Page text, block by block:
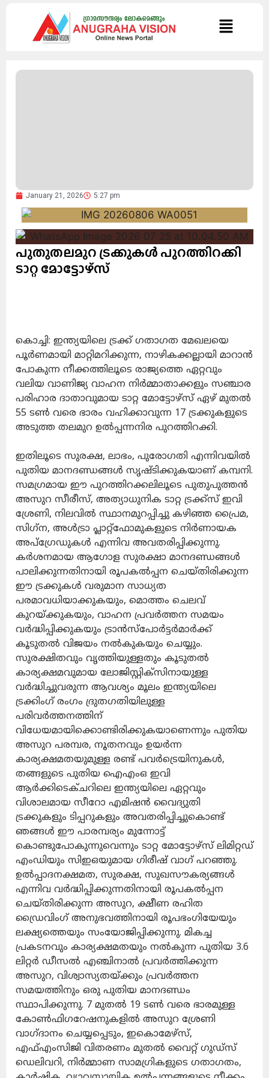
January 21, 2026 5:27 pm
പുതുതലമുറ ട്രക്കുകള്‍ പുറത്തിറക്കി
ടാറ്റ മോട്ടോഴ്‌സ്
കൊച്ചി: ഇന്ത്യയിലെ ട്രക്ക് ഗതാഗത മേഖലയെ
പൂര്‍ണമായി മാറ്റിമറിക്കുന്ന, നാഴികക്കല്ലായി മാറാന്‍
പോകുന്ന നീക്കത്തിലൂടെ രാജ്യത്തെ ഏറ്റവും
വലിയ വാണിജ്യ വാഹന നിര്‍മ്മാതാക്കളും സഞ്ചാര
പരിഹാര ദാതാവുമായ ടാറ്റ മോട്ടോഴ്‌സ് ഏഴ് മുതല്‍
55 ടണ്‍ വരെ ഭാരം വഹിക്കാവുന്ന 17 ട്രക്കുകളുടെ
അടുത്ത തലമുറ ഉല്‍പ്പന്നനിര പുറത്തിറക്കി.
ഇതിലൂടെ സുരക്ഷ, ലാഭം, പുരോഗതി എന്നിവയില്‍
പുതിയ മാനദണ്ഡങ്ങള്‍ സൃഷ്ടിക്കുകയാണ് കമ്പനി.
സമഗ്രമായ ഈ പുറത്തിറക്കലിലൂടെ പുതുപുത്തന്‍
അസുറ സീരീസ്, അത്യാധുനിക ടാറ്റ ട്രക്ക്‌സ് ഇവി
ശ്രേണി, നിലവില്‍ സ്ഥാനമുറപ്പിച്ചു കഴിഞ്ഞ പ്രൈമ,
സിഗ്‌ന, അള്‍ട്രാ പ്ലാറ്റ്‌ഫോമുകളുടെ നിര്‍ണായക
അപ്‌ഗ്രേഡുകള്‍ എന്നിവ അവതരിപ്പിക്കുന്നു.
കര്‍ശനമായ ആഗോള സുരക്ഷാ മാനദണ്ഡങ്ങള്‍
പാലിക്കുന്നതിനായി രൂപകല്‍പ്പന ചെയ്തിരിക്കുന്ന
ഈ ട്രക്കുകള്‍ വരുമാന സാധ്യത
പരമാവധിയാക്കുകയും, മൊത്തം ചെലവ്
കുറയ്ക്കുകയും, വാഹന പ്രവര്‍ത്തന സമയം
വര്‍ദ്ധിപ്പിക്കുകയും ട്രാന്‍സ്‌പോര്‍ട്ടര്‍മാര്‍ക്ക്
കൂടുതല്‍ വിജയം നല്‍കുകയും ചെയ്യും.
സുരക്ഷിതവും വൃത്തിയുള്ളതും കൂടുതല്‍
കാര്യക്ഷമവുമായ ലോജിസ്റ്റിക്‌സിനായുള്ള
വര്‍ദ്ധിച്ചുവരുന്ന ആവശ്യം മൂലം ഇന്ത്യയിലെ
ട്രക്കിംഗ് രംഗം ദ്രുതഗതിയിലുള്ള
പരിവര്‍ത്തനത്തിന്
വിധേയമായിക്കൊണ്ടിരിക്കുകയാണെന്നും പുതിയ
അസുറ പരമ്പര, നൂതനവും ഉയര്‍ന്ന
കാര്യക്ഷമതയുമുള്ള രണ്ട് പവര്‍ട്രെയിനുകള്‍,
തങ്ങളുടെ പുതിയ ഐഎംഒ ഇവി
ആര്‍ക്കിടെക്ചറിലെ ഇന്ത്യയിലെ ഏറ്റവും
വിശാലമായ സീറോ എമിഷന്‍ വൈദ്യുതി
ട്രക്കുകളും ടിപ്പറുകളും അവതരിപ്പിച്ചുകൊണ്ട്
ഞങ്ങള്‍ ഈ പാരമ്പര്യം മുന്നോട്ട്
കൊണ്ടുപോകുന്നുവെന്നും ടാറ്റ മോട്ടോഴ്‌സ് ലിമിറ്റഡ്
എംഡിയും സിഇഒയുമായ ഗിരീഷ് വാഗ് പറഞ്ഞു.
ഉല്‍പ്പാദനക്ഷമത, സുരക്ഷ, സുഖസൗകര്യങ്ങള്‍
എന്നിവ വര്‍ദ്ധിപ്പിക്കുന്നതിനായി രൂപകല്‍പ്പന
ചെയ്തിരിക്കുന്ന അസുറ, ക്ഷീണ രഹിത
ഡ്രൈവിംഗ് അനുഭവത്തിനായി രൂപഭംഗിയേയും
ലക്ഷ്യത്തെയും സംയോജിപ്പിക്കുന്നു. മികച്ച
പ്രകടനവും കാര്യക്ഷമതയും നല്‍കുന്ന പുതിയ 3.6
ലിറ്റര്‍ ഡീസല്‍ എഞ്ചിനാല്‍ പ്രവര്‍ത്തിക്കുന്ന
അസുറ, വിശ്വാസ്യതയ്ക്കും പ്രവര്‍ത്തന
സമയത്തിനും ഒരു പുതിയ മാനദണ്ഡം
സ്ഥാപിക്കുന്നു. 7 മുതല്‍ 19 ടണ്‍ വരെ ഭാരമുള്ള
കോണ്‍ഫിഗറേഷനുകളില്‍ അസുറ ശ്രേണി
വാഗ്ദാനം ചെയ്യപ്പെടും, ഇകൊമേഴ്‌സ്,
എഫ്എംസിജി വിതരണം മുതല്‍ വൈറ്റ് ഗുഡ്‌സ്
ഡെലിവറി, നിര്‍മ്മാണ സാമഗ്രികളുടെ ഗതാഗതം,